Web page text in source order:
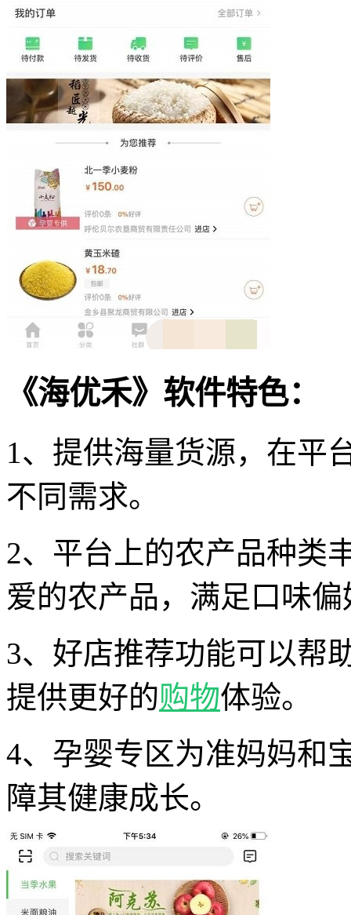
《海优禾》软件特色：
1、提供海量货源，在平
不同需求。
2、平台上的农产品种类
爱的农产品，满足口味偏
3、好店推荐功能可以帮
提供更好的购物体验。
4、孕婴专区为准妈妈和
障其健康成长。